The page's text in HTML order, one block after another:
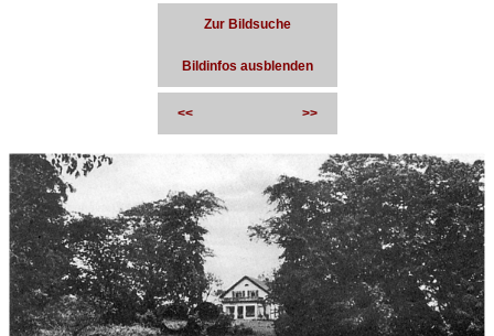
Zur Bildsuche
Bildinfos ausblenden
<< >>